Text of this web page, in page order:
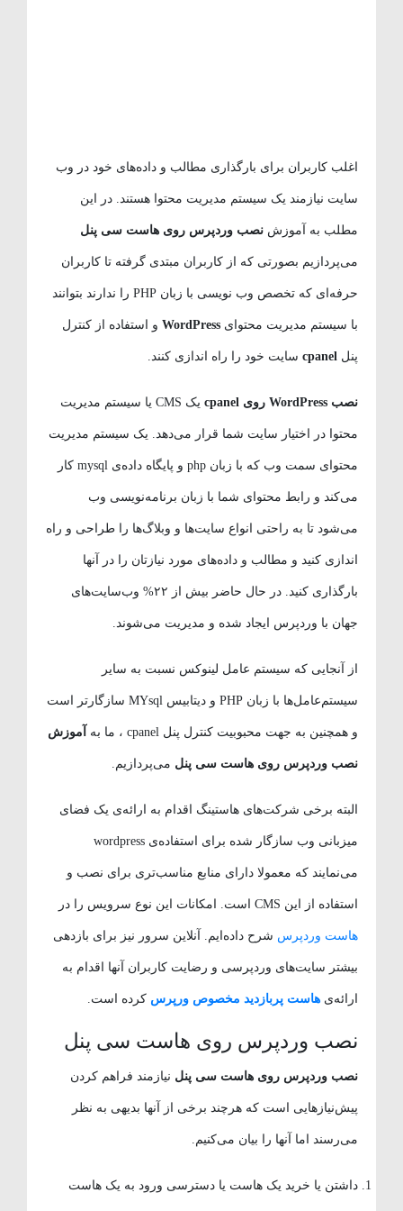
اغلب کاربران برای بارگذاری مطالب و داده‌های خود در وب
سایت نیازمند یک سیستم مدیریت محتوا هستند. در این
مطلب به آموزشنصب وردپرس روی هاست سی پنل
می‌پردازیم بصورتی که از کاربران مبتدی گرفته تا کاربران
حرفه‌ای که تخصص وب نویسی با زبان PHP را ندارند بتوانند
با سیستم مدیریت محتوای WordPress و استفاده از کنترل
پنلcpanelسایت خود را راه اندازی کنند.
نصب WordPress روی cpanel یک CMS یا سیستم مدیریت
محتوا در اختیار سایت شما قرار می‌دهد. یک سیستم مدیریت
محتوای سمت وب که با زبان php و پایگاه داده‌ی mysql کار
می‌کند و رابط محتوای شما با زبان برنامه‌نویسی وب
می‌شود تا به راحتی انواع سایت‌ها و وبلاگ‌ها را طراحی و راه
اندازی کنید و مطالب و داده‌های مورد نیازتان را در آنها
بارگذاری کنید. در حال حاضر بیش از ۲۲% وب‌سایت‌های
جهان با وردپرس ایجاد شده و مدیریت می‌شوند.
از آنجایی که سیستم عامل لینوکس نسبت به سایر
سیستم‌عامل‌ها با زبان PHP و دیتابیس MYsql سازگارتر است
و همچنین به جهت محبوبیت کنترل پنل cpanel ، ما به آموزش
نصب وردپرس روی هاست سی پنلمی‌پردازیم.
البته برخی شرکت‌های هاستینگ اقدام به ارائه‌ی یک فضای
میزبانی وب سازگار شده برای استفاده‌ی wordpress
می‌نمایند که معمولا دارای منابع مناسب‌تری برای نصب و
استفاده از این CMS است. امکانات این نوع سرویس را در
هاست وردپرس شرح داده‌ایم. آنلاین سرور نیز برای بازدهی
بیشتر سایت‌های وردپرسی و رضایت کاربران آنها اقدام به
ارائه‌یهاست پربازدید مخصوص ورپرسکرده است.
نصب وردپرس روی هاست سی پنل
نصب وردپرس روی هاست سی پنلنیازمند فراهم کردن
پیش‌نیازهایی است که هرچند برخی از آنها بدیهی به نظر
می‌رسند اما آنها را بیان می‌کنیم.
داشتن یا خرید یک هاست یا دسترسی ورود به یک هاست